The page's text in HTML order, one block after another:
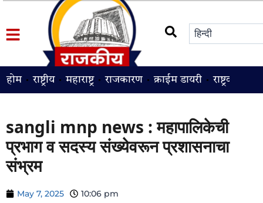
होम राष्ट्रीय महाराष्ट्र राजकारण क्राईम डायरी राष्ट्रवादी
sangli mnp news : महापालिकेची
प्रभाग व सदस्य संख्येवरून प्रशासनाचा
संभ्रम
May 7, 2025 10:06 pm